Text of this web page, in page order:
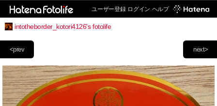
ユーザー登録 ログイン ヘルプ
intotheborder_kotori4126's fotolife
next>
<prev